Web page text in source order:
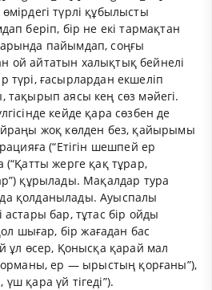
түрлі құбылысты
беріп, бір не екі тармақтан
пайымдап, соңғы
ой айтатын халықтық бейнелі
түрі, ғасырлардан екшеліп
тақырып аясы кең сөз мәйегі.
кейде қара сөзбен де
жоқ көлден без, қайырымы
(“Етігін шешпей ер
жерге қақ тұрар,
құрылады. Мақалдар тура
қолданылады. Ауыспалы
бар, тұтас бір ойды
шығар, бір жағадан бас
ұл өсер, Қонысқа қарай мал
ер — ырыстың қорғаны”),
үш қара үй тігеді”).